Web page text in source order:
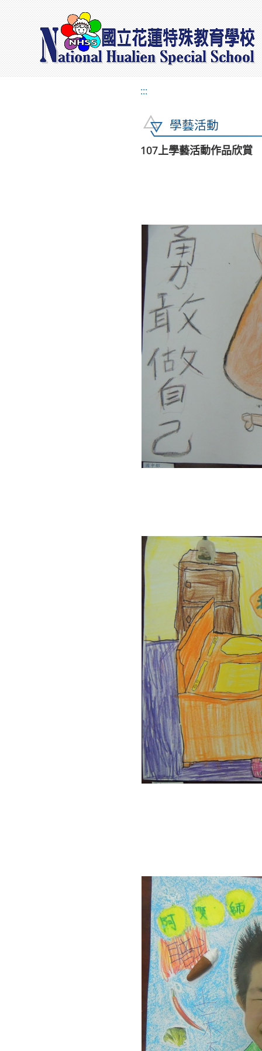
:::
學藝活動
107上學藝活動作品欣賞